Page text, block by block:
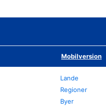
Mobilversion
Lande
Regioner
Byer